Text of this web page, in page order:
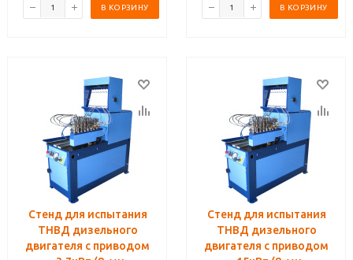
В КОРЗИНУ В КОРЗИНУ
Стенд для испытания
ТНВД дизельного
двигателя с приводом
Стенд для испытания
ТНВД дизельного
двигателя с приводом